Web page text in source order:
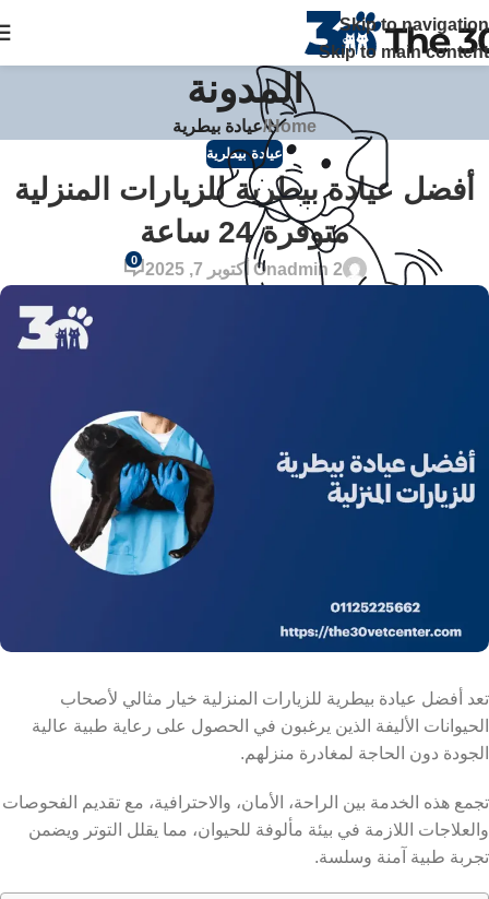
Skip to navigation
Skip to main content
ساعة في القاهرة والجيزة اتصل بنا
المدونة
Home
/عيادة بيطرية
عيادة بيطرية
أفضل عيادة بيطرية للزيارات المنزلية
متوفرة 24 ساعة
admin 2On أكتوبر 7, 2025
0
تعد أفضل عيادة بيطرية للزيارات المنزلية خيار مثالي لأصحاب
الحيوانات الأليفة الذين يرغبون في الحصول على رعاية طبية عالية
الجودة دون الحاجة لمغادرة منزلهم.
تجمع هذه الخدمة بين الراحة، الأمان، والاحترافية، مع تقديم الفحوصات
والعلاجات اللازمة في بيئة مألوفة للحيوان، مما يقلل التوتر ويضمن
تجربة طبية آمنة وسلسة.